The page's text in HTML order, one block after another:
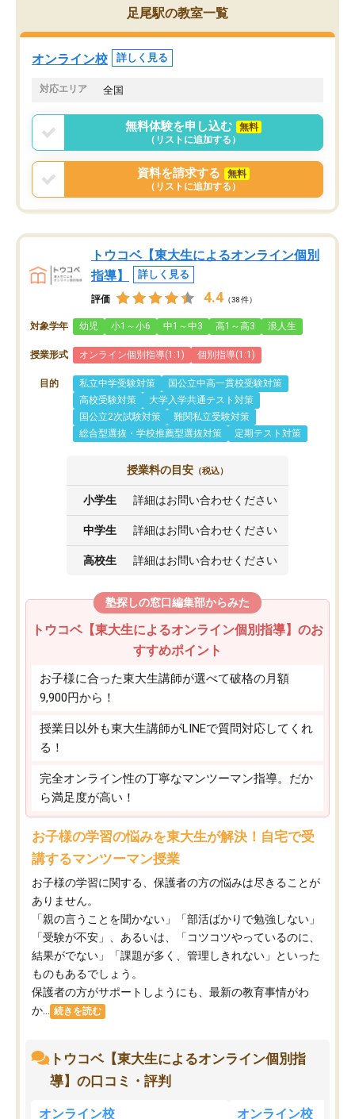
がら頑張って欲しいと思います！
足尾駅の教室一覧
オンライン校 詳しく見る
対応エリア 全国
無料体験を申し込む
無料
（リストに追加する）
資料を請求する
無料
（リストに追加する）
トウコベ【東大生によるオンライン個別
指導】
詳しく見る
評価 4.4 （38件）
対象学年 幼児 小1～小6 中1～中3 高1～高3 浪人生
授業形式 オンライン個別指導(1:1) 個別指導(1:1)
目的 私立中学受験対策
国公立中高一貫校受験対策
高校受験対策
大学入学共通テスト対策
国公立2次試験対策
難関私立受験対策
総合型選抜・学校推薦型選抜対策
定期テスト対策
授業料の目安 （税込）
小学生 詳細はお問い合わせください
中学生 詳細はお問い合わせください
高校生 詳細はお問い合わせください
塾探しの窓口編集部からみた
トウコベ【東大生によるオンライン個別指導】のお
すすめポイント
お子様に合った東大生講師が選べて破格の月額
9,900円から！
授業日以外も東大生講師がLINEで質問対応してくれ
る！
完全オンライン性の丁寧なマンツーマン指導。だか
ら満足度が高い！
お子様の学習の悩みを東大生が解決！自宅で受
講するマンツーマン授業
お子様の学習に関する、保護者の方の悩みは尽きることが
ありません。
「親の言うことを聞かない」「部活ばかりで勉強しない」
「受験が不安」、あるいは、「コツコツやっているのに、
結果がでない」「課題が多く、管理しきれない」といった
ものもあるでしょう。
保護者の方がサポートしようにも、最新の教育事情がわ
か...
続きを読む
トウコベ【東大生によるオンライン個別指
導】の口コミ・評判
オンライン校 オンライン校